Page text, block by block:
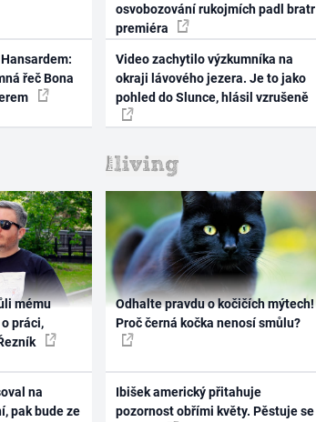
řeč Bona
osvobozování rukojmích padl bratr
premiéra
Video zachytilo výzkumníka na
okraji lávového jezera. Je to jako
pohled do Slunce, hlásil vzrušeně
mému
práci,
na
pak bude ze
Odhalte pravdu o kočičích mýtech!
Proč černá kočka nenosí smůlu?
Ibišek americký přitahuje
pozornost obřími květy. Pěstuje se